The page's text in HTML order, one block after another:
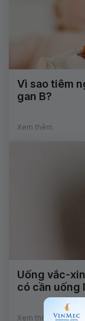
Vì sao tiêm
gan B?
Xem thêm
Uống vắc-
có cần uống
Xem thêm